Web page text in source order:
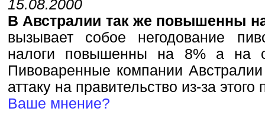
15.08.2000
В Австралии так же повышенны
вызывает собое негодование
налоги повышенны на 8% а на
Пивоваренные компании
аттаку на правительство из-за
Ваше мнение?